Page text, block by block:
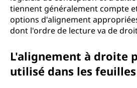
tiennent généralement compte
options d'alignement
dont l'ordre de lecture va de
L'alignement à droite
utilisé dans les